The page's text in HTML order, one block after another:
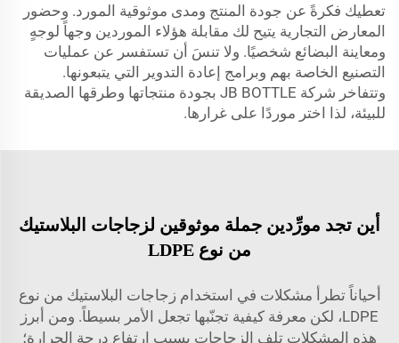
تعطيك فكرةً عن جودة المنتج ومدى موثوقية المورد. وحضور
المعارض التجارية يتيح لك مقابلة هؤلاء الموردين وجهاً لوجهٍ
ومعاينة البضائع شخصيًا. ولا تنسَ أن تستفسر عن عمليات
التصنيع الخاصة بهم وبرامج إعادة التدوير التي يتبعونها.
وتتفاخر شركة JB BOTTLE بجودة منتجاتها وطرقها الصديقة
للبيئة، لذا اختر موردًا على غرارها.
أين تجد مورِّدين جملة موثوقين لزجاجات البلاستيك
من نوع LDPE
أحياناً تطرأ مشكلات في استخدام زجاجات البلاستيك من نوع
LDPE، لكن معرفة كيفية تجنّبها تجعل الأمر بسيطاً. ومن أبرز
هذه المشكلات تلف الزجاجات بسبب ارتفاع درجة الحرارة؛